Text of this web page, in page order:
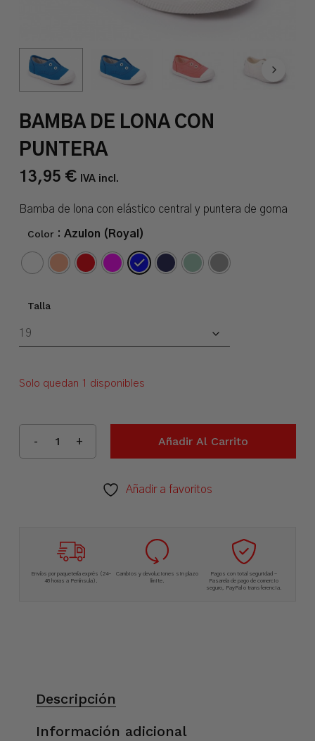
BAMBA DE LONA CON
PUNTERA
13,95 € IVA incl.
Bamba de lona con elástico central y puntera de goma
Color : Azulon (Royal)
Talla
Solo quedan 1 disponibles
Añadir Al Carrito
Añadir a favoritos
Envíos por paquetería exprés (24-
48 horas a Península).
Cambios y devoluciones sin plazo
límite.
Pagos con total seguridad –
Pasarela de pago de comercio
seguro, PayPal o transferencia.
Descripción
Información adicional